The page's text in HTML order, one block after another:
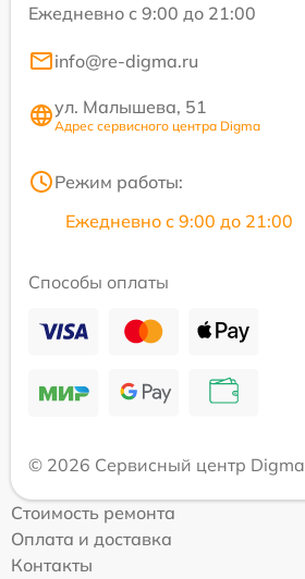
Ежедневно с 9:00 до 21:00
info@re-digma.ru
ул. Малышева, 51
Адрес сервисного центра Digma
Режим работы:
Ежедневно с 9:00 до 21:00
Способы оплаты
© 2026 Сервисный центр Digma
Стоимость ремонта
Оплата и доставка
Контакты